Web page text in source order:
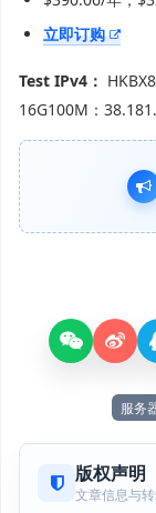
立即订购
Test IPv4：
16G100M：
服务
版权声明
文章信息与